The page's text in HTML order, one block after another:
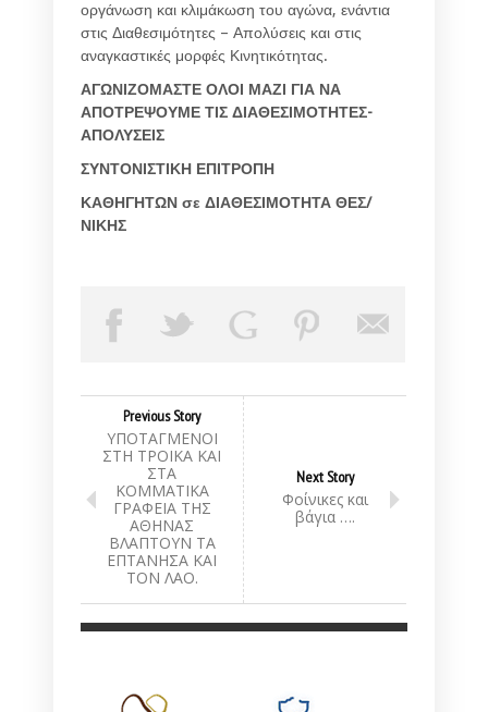
οργάνωση και κλιμάκωση του αγώνα, ενάντια
στις Διαθεσιμότητες – Απολύσεις και στις
αναγκαστικές μορφές Κινητικότητας.
ΑΓΩΝΙΖΟΜΑΣΤΕ ΟΛΟΙ ΜΑΖΙ ΓΙΑ ΝΑ
ΑΠΟΤΡΕΨΟΥΜΕ ΤΙΣ ΔΙΑΘΕΣΙΜΟΤΗΤΕΣ-
ΑΠΟΛΥΣΕΙΣ
ΣΥΝΤΟΝΙΣΤΙΚΗ ΕΠΙΤΡΟΠΗ
ΚΑΘΗΓΗΤΩΝ σε ΔΙΑΘΕΣΙΜΟΤΗΤΑ ΘΕΣ/
ΝΙΚΗΣ
Previous Story
ΥΠΟΤΑΓΜΕΝΟΙ
ΣΤΗ ΤΡΟΙΚΑ ΚΑΙ
ΣΤΑ
ΚΟΜΜΑΤΙΚΑ
ΓΡΑΦΕΙΑ ΤΗΣ
ΑΘΗΝΑΣ
ΒΛΑΠΤΟΥΝ ΤΑ
ΕΠΤΑΝΗΣΑ ΚΑΙ
ΤΟΝ ΛΑΟ.
Next Story
Φοίνικες και
βάγια ….